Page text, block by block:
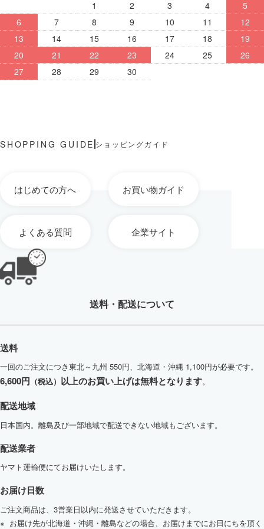
1 2 3 4
5
6
7 8 9 10 11
12
13
14 15 16 17 18
19
20
21 22 23 24 25
26
27
28 29 30
ショッピングガイド
はじめての方へ お買い物ガイド
よくある質問 企業サイト
送料・配送について
送料
一回のご注文につき東北～九州 550円、北海道・沖縄 1,100円が必要です。
6,600円 （税込） 以上のお買い上げは無料となります。
配送地域
日本国内。離島及び一部地域で配送できない地域もございます。
配送業者
ヤマト運輸便にてお届けいたします。
お届け日数
ご注文商品は、3営業日以内に発送させていただきます。
お届け先が北海道・沖縄・離島などの場合、お届けまでにお日にちを頂く